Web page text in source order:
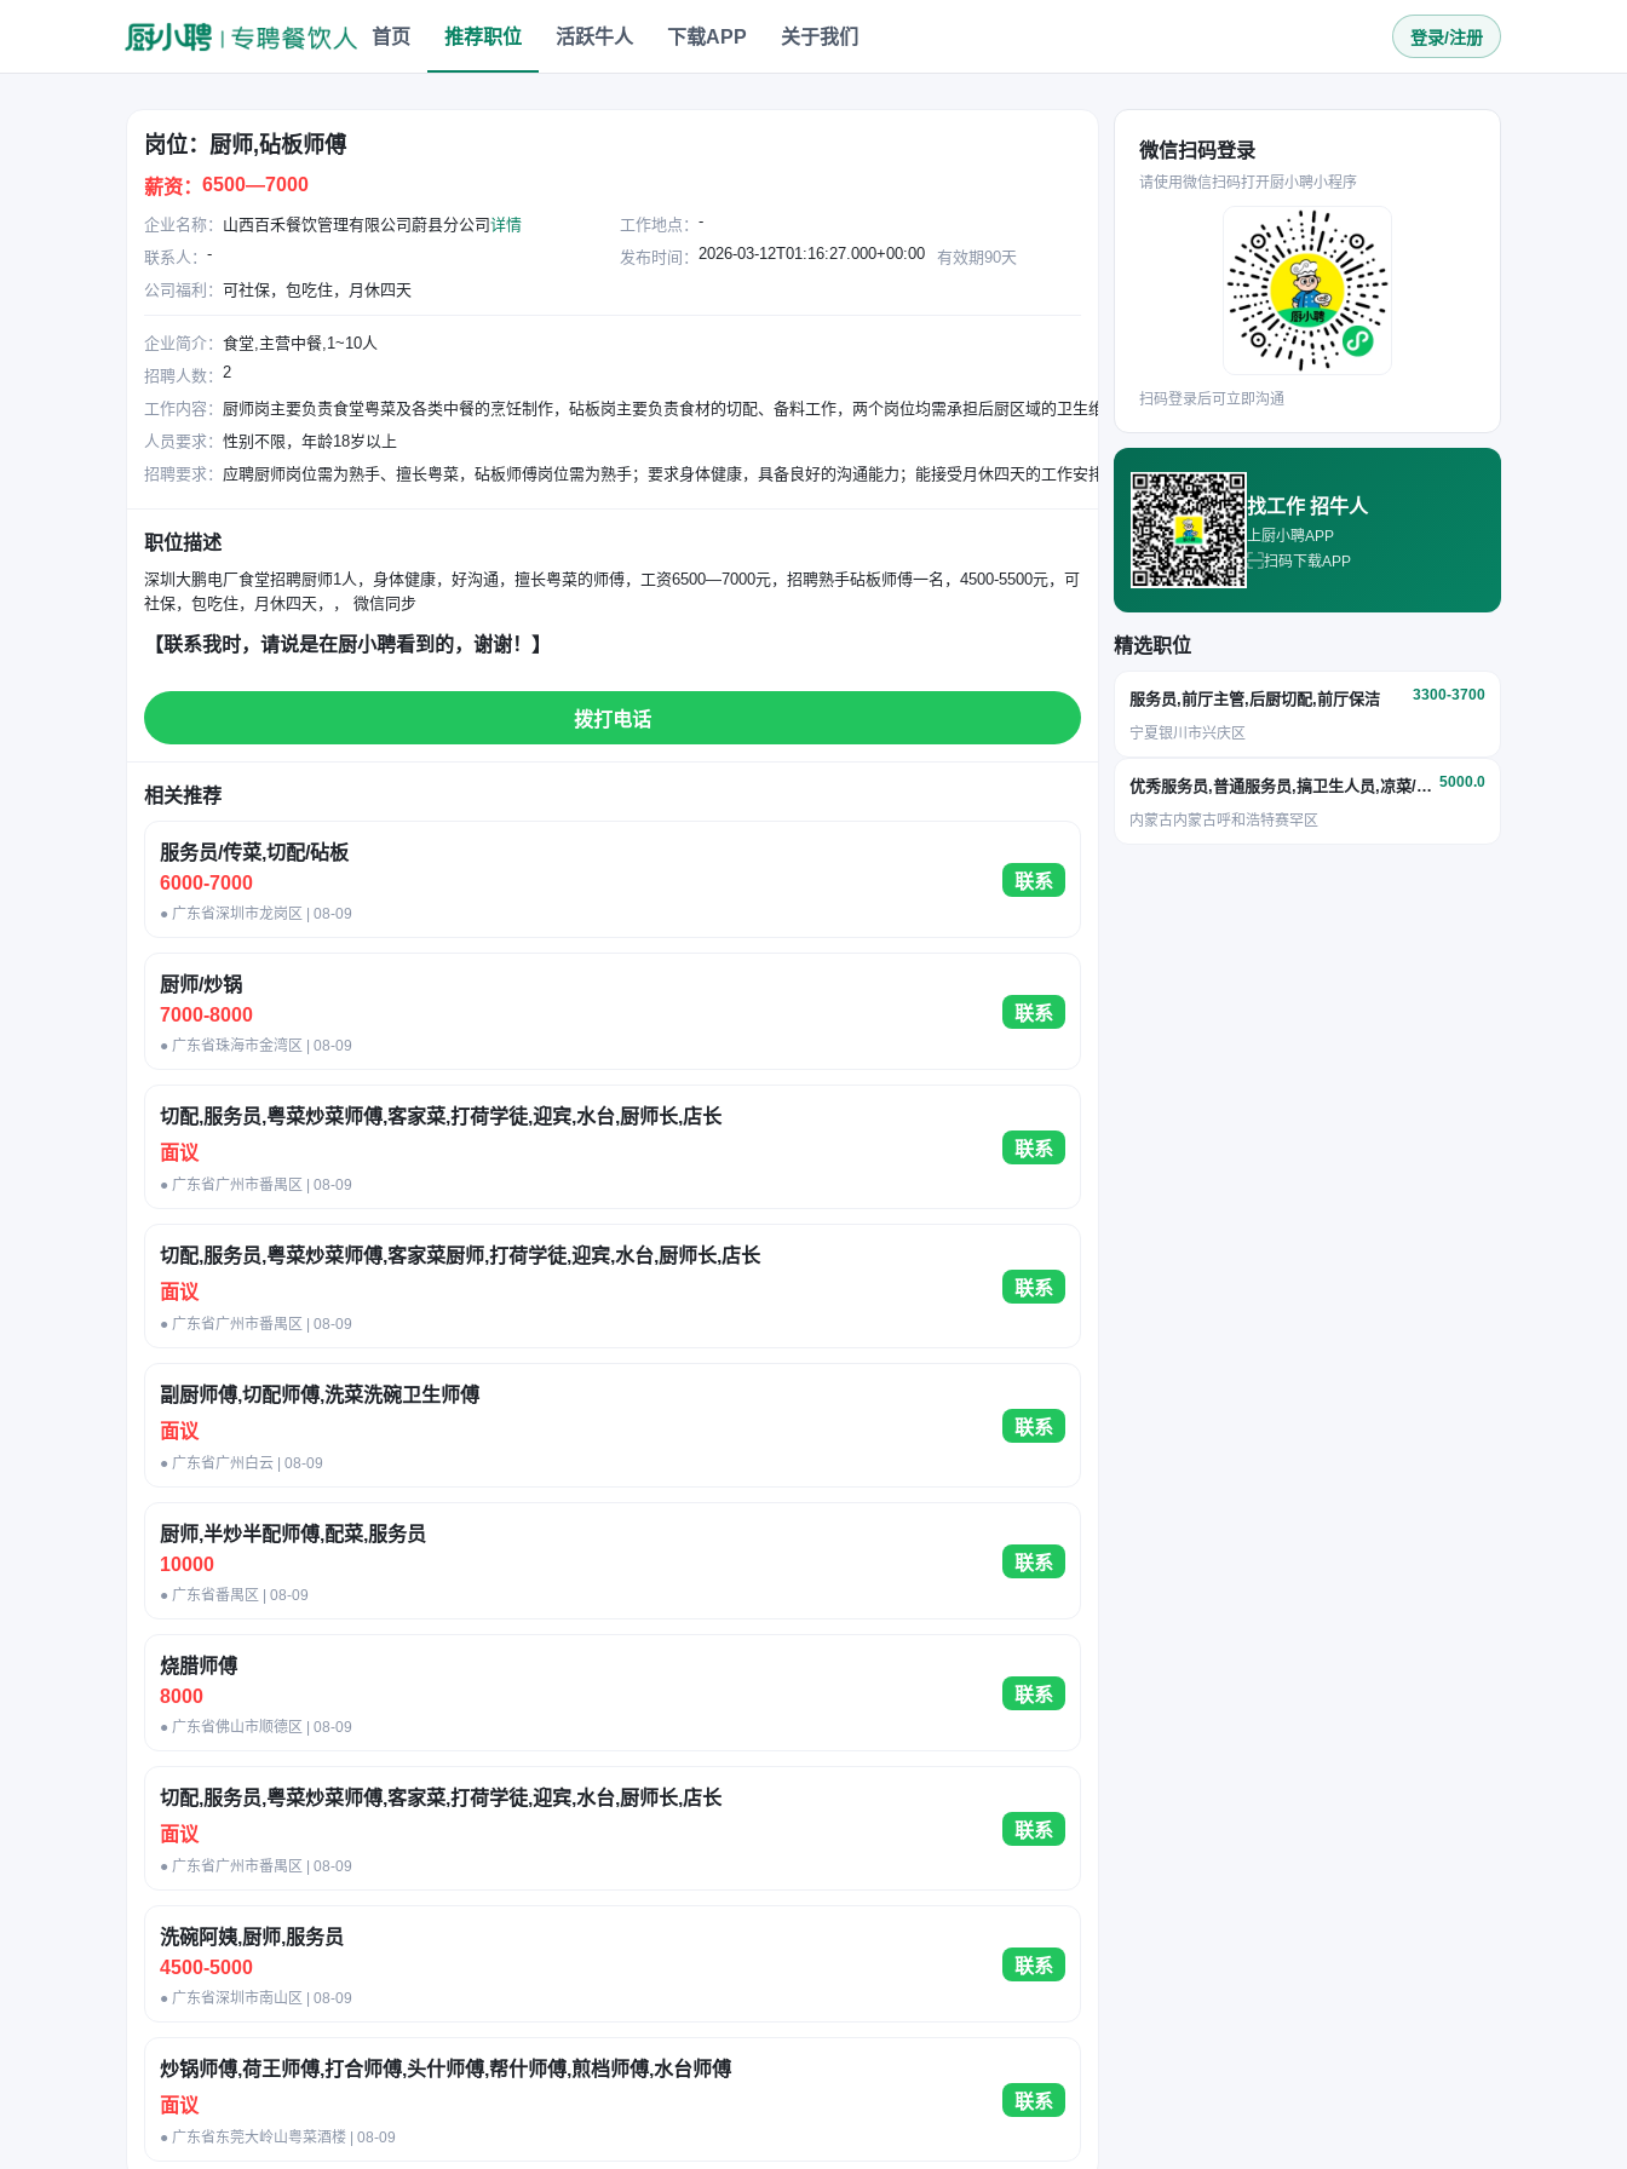
岗位：厨师,砧板师傅
薪资： 6500—7000
企业名称： 山西百禾餐饮管理有限公司蔚县分公司详情 工作地点： -
联系人： - 发布时间： 2026-03-12T01:16:27.000+00:00
有效期90天
公司福利： 可社保，包吃住，月休四天
企业简介： 食堂,主营中餐,1~10人
招聘人数： 2
工作内容： 厨师岗主要负责食堂粤菜及各类中餐的烹饪制作，砧板岗主要负责食材的切配、备料工作，两个岗位均需承担后厨区域的卫生维护职责。
人员要求： 性别不限，年龄18岁以上
招聘要求：
职位描述
深圳大鹏电厂食堂招聘厨师1人，身体健康，好沟通，擅长粤菜的师傅，工资6500—7000元，招聘熟手砧板师傅一名，4500-5500元，可
社保，包吃住，月休四天，， 微信同步
【联系我时，请说是在厨小聘看到的，谢谢！】
拨打电话
相关推荐
服务员/传菜,切配/砧板
6000-7000
● 广东省深圳市龙岗区 | 08-09
联系
厨师/炒锅
7000-8000
● 广东省珠海市金湾区 | 08-09
联系
切配,服务员,粤菜炒菜师傅,客家菜,打荷学徒,迎宾,水台,厨师长,店长
面议
● 广东省广州市番禺区 | 08-09
联系
切配,服务员,粤菜炒菜师傅,客家菜厨师,打荷学徒,迎宾,水台,厨师长,店长
面议
● 广东省广州市番禺区 | 08-09
联系
副厨师傅,切配师傅,洗菜洗碗卫生师傅
面议
● 广东省广州白云 | 08-09
联系
厨师,半炒半配师傅,配菜,服务员
10000
● 广东省番禺区 | 08-09
联系
烧腊师傅
8000
● 广东省佛山市顺德区 | 08-09
联系
切配,服务员,粤菜炒菜师傅,客家菜,打荷学徒,迎宾,水台,厨师长,店长
面议
● 广东省广州市番禺区 | 08-09
联系
洗碗阿姨,厨师,服务员
4500-5000
● 广东省深圳市南山区 | 08-09
联系
炒锅师傅,荷王师傅,打合师傅,头什师傅,帮什师傅,煎档师傅,水台师傅
面议
● 广东省东莞大岭山粤菜酒楼 | 08-09
联系
微信扫码登录
请使用微信扫码打开厨小聘小程序
扫码登录后可立即沟通
找工作 招牛人
上厨小聘APP
扫码下载APP
精选职位
服务员,前厅主管,后厨切配,前厅保洁 3300-3700
宁夏银川市兴庆区
优秀服务员,普通服务员,搞卫生人员,凉菜/面点 5000.0
内蒙古内蒙古呼和浩特赛罕区
首页 推荐职位 活跃牛人 下载APP 关于我们 登录/注册